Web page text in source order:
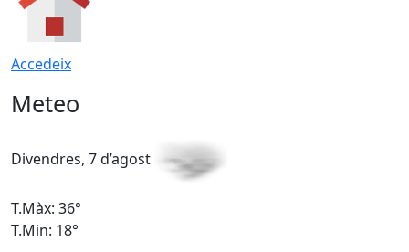
Accedeix
Meteo
Divendres, 7 d’agost
T.Màx: 36°
T.Min: 18°